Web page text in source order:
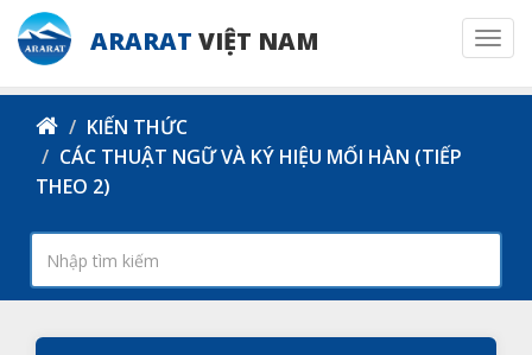
ARARAT VIỆT NAM
KIẾN THỨC
CÁC THUẬT NGỮ VÀ KÝ HIỆU MỐI HÀN (TIẾP
THEO 2)